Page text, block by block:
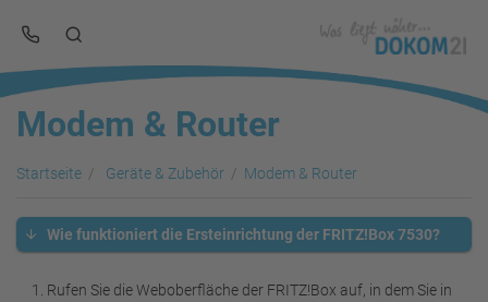
Modem & Router
Startseite Geräte & Zubehör Modem & Router
Wie funktioniert die Ersteinrichtung der FRITZ!Box 7530?
1. Rufen Sie die Weboberfläche der FRITZ!Box auf, in dem Sie in